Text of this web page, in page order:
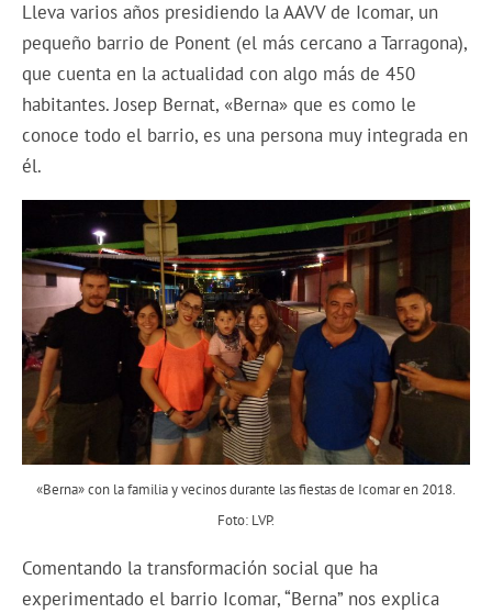
Lleva varios años presidiendo la AAVV de Icomar, un
pequeño barrio de Ponent (el más cercano a Tarragona),
que cuenta en la actualidad con algo más de 450
habitantes. Josep Bernat, «Berna» que es como le
conoce todo el barrio, es una persona muy integrada en
él.
«Berna» con la familia y vecinos durante las fiestas de Icomar en 2018.
Foto: LVP.
Comentando la transformación social que ha
experimentado el barrio Icomar, “Berna” nos explica